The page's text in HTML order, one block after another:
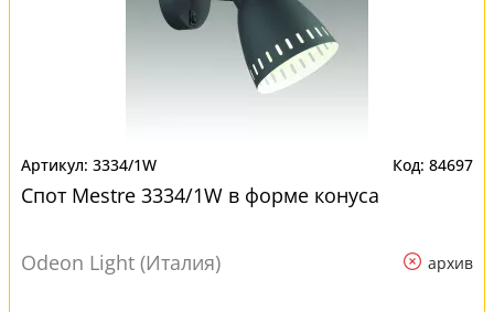
3334/1W 84697
Спот Mestre 3334/1W в форме конуса
Odeon Light (Италия) архив